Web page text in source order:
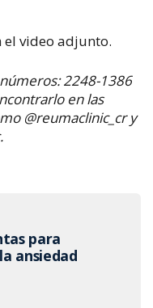
el video adjunto.
2248-1386
en las
@reumaclinic_cr y
para
ansiedad